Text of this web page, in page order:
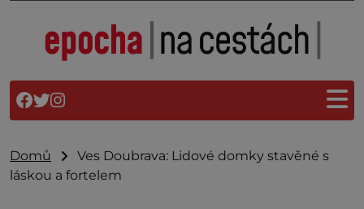
Domů
Ves Doubrava: Lidové domky stavěné s
láskou a fortelem